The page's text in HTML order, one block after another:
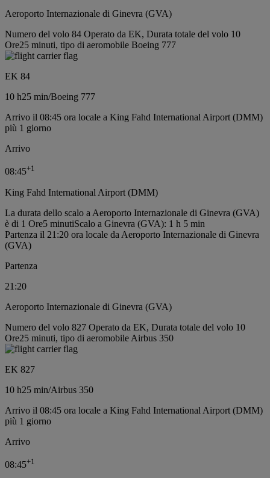
Aeroporto Internazionale di Ginevra (GVA)
Numero del volo 84 Operato da EK, Durata totale del volo 10
Ore25 minuti, tipo di aeromobile Boeing 777
EK 84
10 h25 min/Boeing 777
Arrivo il 08:45 ora locale a King Fahd International Airport (DMM)
più 1 giorno
Arrivo
08:45+1
King Fahd International Airport (DMM)
La durata dello scalo a Aeroporto Internazionale di Ginevra (GVA)
è di 1 Ore5 minutiScalo a Ginevra (GVA): 1 h 5 min
Partenza il 21:20 ora locale da Aeroporto Internazionale di Ginevra
(GVA)
Partenza
21:20
Aeroporto Internazionale di Ginevra (GVA)
Numero del volo 827 Operato da EK, Durata totale del volo 10
Ore25 minuti, tipo di aeromobile Airbus 350
EK 827
10 h25 min/Airbus 350
Arrivo il 08:45 ora locale a King Fahd International Airport (DMM)
più 1 giorno
Arrivo
08:45+1